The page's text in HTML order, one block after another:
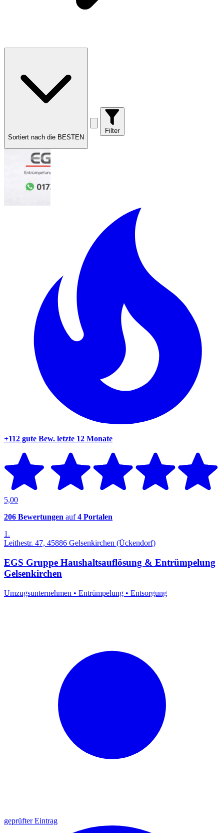
Sortiert nach die BESTEN
Filter
+112 gute Bew. letzte 12 Monate
5,00
206 Bewertungen auf4 Portalen
1.
Leithestr. 47, 45886 Gelsenkirchen (Ückendorf)
EGS Gruppe Haushaltsauflösung & Entrümpelung
Gelsenkirchen
Umzugsunternehmen • Entrümpelung • Entsorgung
geprüfter Eintrag